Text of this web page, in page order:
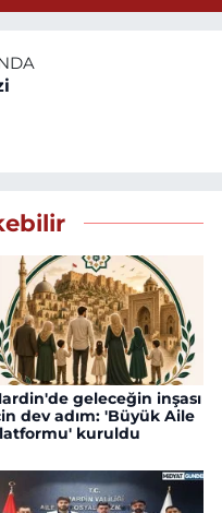
geleceğin inşası
dev adım: 'Büyük Aile
kuruldu